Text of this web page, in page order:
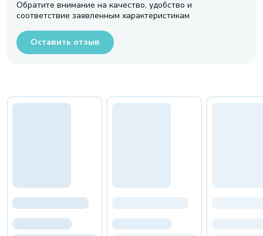
Обратите внимание на качество, удобство и
соответствие заявленным характеристикам
Оставить отзыв